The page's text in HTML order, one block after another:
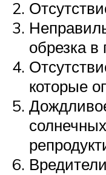
обрезка
которые